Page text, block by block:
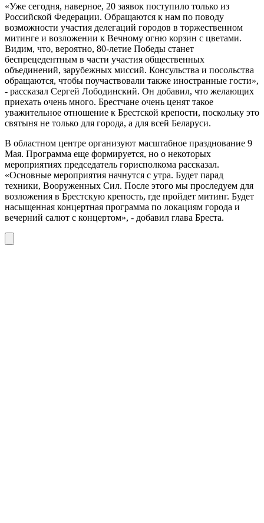
«Уже сегодня, наверное, 20 заявок поступило только из
Российской Федерации. Обращаются к нам по поводу
возможности участия делегаций городов в торжественном
митинге и возложении к Вечному огню корзин с цветами.
Видим, что, вероятно, 80-летие Победы станет
беспрецедентным в части участия общественных
объединений, зарубежных миссий. Консульства и посольства
обращаются, чтобы поучаствовали также иностранные гости»,
- рассказал Сергей Лободинский. Он добавил, что желающих
приехать очень много. Брестчане очень ценят такое
уважительное отношение к Брестской крепости, поскольку это
святыня не только для города, а для всей Беларуси.
В областном центре организуют масштабное празднование 9
Мая. Программа еще формируется, но о некоторых
мероприятиях председатель горисполкома рассказал.
«Основные мероприятия начнутся с утра. Будет парад
техники, Вооруженных Сил. После этого мы проследуем для
возложения в Брестскую крепость, где пройдет митинг. Будет
насыщенная концертная программа по локациям города и
вечерний салют с концертом», - добавил глава Бреста.